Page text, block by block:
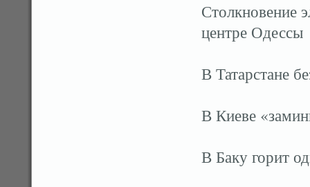
Столкновение
центре Одессы
В Татарстане
В Киеве
В Баку горит